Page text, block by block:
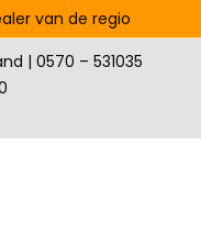
van de regio
| 0570 – 531035